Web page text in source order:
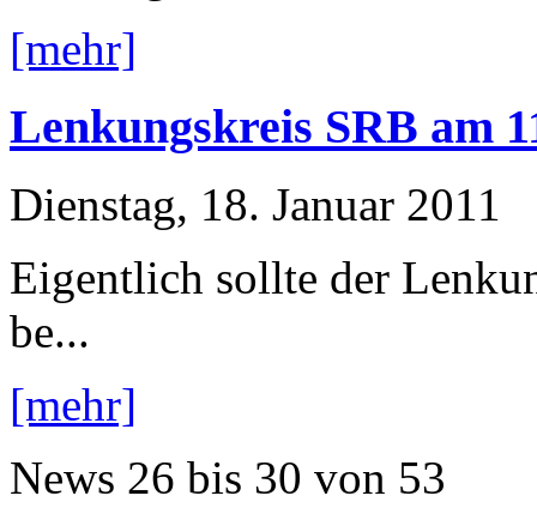
[mehr]
Lenkungskreis SRB am
Dienstag, 18. Januar 2011
Eigentlich sollte der
be...
[mehr]
News 26 bis 30 von 53